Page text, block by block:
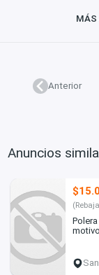
MÁS
Anterior
Anuncios